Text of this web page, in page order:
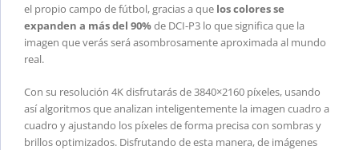
el propio campo de fútbol, gracias a que los colores se
expanden a más del 90%de DCI-P3 lo que significa que la
imagen que verás será asombrosamente aproximada al mundo
real.
Con su resolución 4K disfrutarás de 3840×2160 píxeles, usando
así algoritmos que analizan inteligentemente la imagen cuadro a
cuadro y ajustando los píxeles de forma precisa con sombras y
brillos optimizados. Disfrutando de esta manera, de imágenes